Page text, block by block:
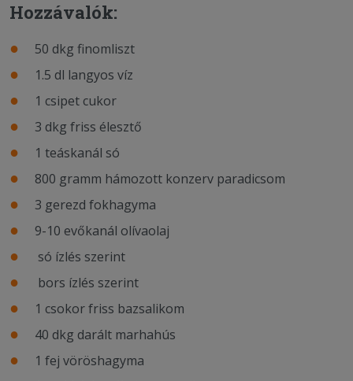
Hozzávalók:
50 dkg finomliszt
1.5 dl langyos víz
1 csipet cukor
3 dkg friss élesztő
1 teáskanál só
800 gramm hámozott konzerv paradicsom
3 gerezd fokhagyma
9-10 evőkanál olívaolaj
só ízlés szerint
bors ízlés szerint
1 csokor friss bazsalikom
40 dkg darált marhahús
1 fej vöröshagyma